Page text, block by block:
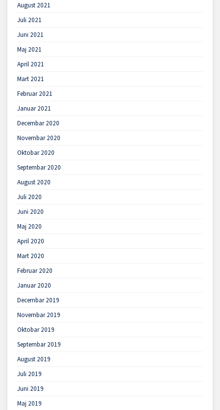
August 2021
Juli 2021
Juni 2021
Maj 2021
April 2021
Mart 2021
Februar 2021
Januar 2021
Decembar 2020
Novembar 2020
Oktobar 2020
Septembar 2020
August 2020
Juli 2020
Juni 2020
Maj 2020
April 2020
Mart 2020
Februar 2020
Januar 2020
Decembar 2019
Novembar 2019
Oktobar 2019
Septembar 2019
August 2019
Juli 2019
Juni 2019
Maj 2019